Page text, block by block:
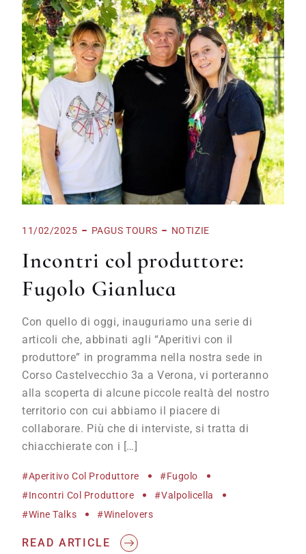
11/02/2025 PAGUS TOURS NOTIZIE
Incontri col produttore:
Fugolo Gianluca
Con quello di oggi, inauguriamo una serie di
articoli che, abbinati agli “Aperitivi con il
produttore” in programma nella nostra sede in
Corso Castelvecchio 3a a Verona, vi porteranno
alla scoperta di alcune piccole realtà del nostro
territorio con cui abbiamo il piacere di
collaborare. Più che di interviste, si tratta di
chiacchierate con i […]
#Aperitivo Col Produttore
#Fugolo
#incontri Col Produttore
#Valpolicella
#wine Talks
#winelovers
READ ARTICLE